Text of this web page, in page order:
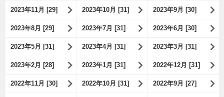
2023年11月 [29] 2023年10月 [31] 2023年9月 [30]
2023年8月 [29] 2023年7月 [31] 2023年6月 [30]
2023年5月 [31] 2023年4月 [31] 2023年3月 [31]
2023年2月 [28] 2023年1月 [31] 2022年12月 [31]
2022年11月 [30] 2022年10月 [31] 2022年9月 [27]